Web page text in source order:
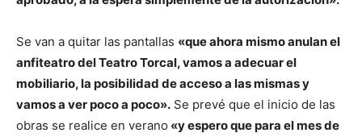
Se van a quitar las pantallas «que ahora mismo anulan el
anfiteatro del Teatro Torcal, vamos a adecuar el
mobiliario, la posibilidad de acceso a las mismas y
vamos a ver poco a poco». Se prevé que el inicio de las
obras se realice en verano «y espero que para el mes de